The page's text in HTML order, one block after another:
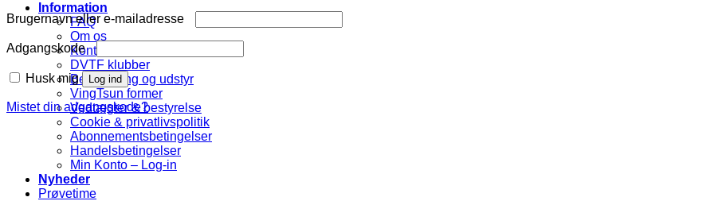
Information
FAQ
Om os
Kontakt
DVTF klubber
Beklædning og udstyr
VingTsun former
Vedtægter & bestyrelse
Cookie & privatlivspolitik
Abonnementsbetingelser
Handelsbetingelser
Min Konto – Log-in
Nyheder
Prøvetime
Brugernavn eller e-mailadresse
Adgangskode Påkrævet
Husk mig Log ind
Mistet din adgangskode?